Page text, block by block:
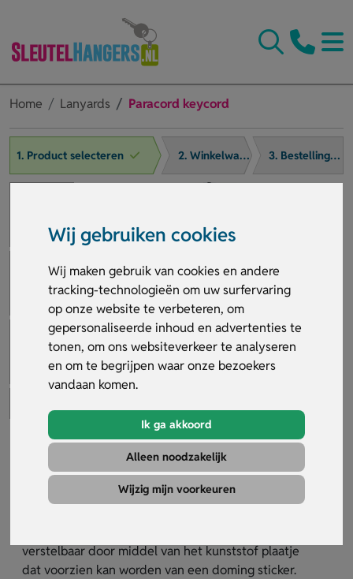
Wij gebruiken cookies
Wij maken gebruik van cookies en andere
tracking-technologieën om uw surfervaring
op onze website te verbeteren, om
gepersonaliseerde inhoud en advertenties te
tonen, om ons websiteverkeer te analyseren
en om te begrijpen waar onze bezoekers
vandaan komen.
Ik ga akkoord
Alleen noodzakelijk
Wijzig mijn voorkeuren
Home Lanyards Paracord keycord
1. Product selecteren 2. Winkelwagen 3. Bestelling afronden
Paracord keycord
Artikelnummer:23912
verstelbaar door middel van het kunststof plaatje
dat voorzien kan worden van een doming sticker.